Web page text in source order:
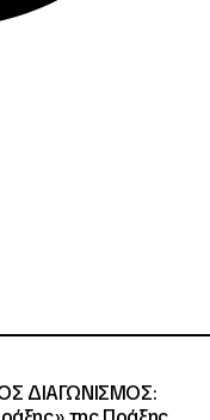
ΔΙΑΓΩΝΙΣΜΟΣ: